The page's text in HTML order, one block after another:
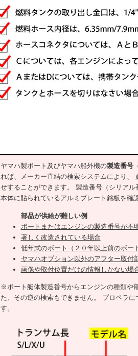
ヤマハ製ボート及びヤマハ船外機の製造番号
れば、メーカー直結の検索システムにより、
せすることができます。 製造番号（シリア
本体に貼られているアルミプレート銘板を確
部品が供給が難しい例
ボートまたはエンジンの製造番号が不
著しく改造されている場合
低年式のボート（２０年以上前のボー
ヤマハオプション以外のアフター取付
画像や取付位置だけの情報しかない場
※ボート艇体製造番号からエンジンの種類や
た、その逆の検索もできません。 プロペラ
す。